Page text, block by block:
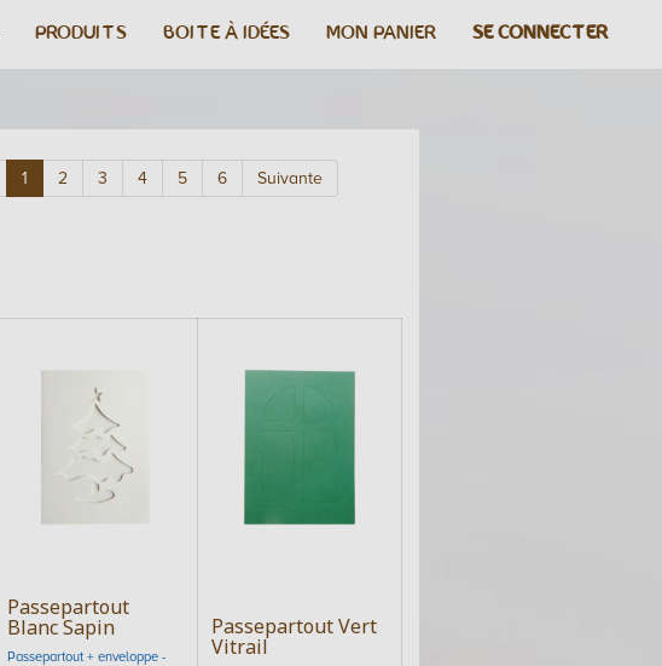
PRODUITS BOITE À IDÉES MON PANIER SE CONNECTER
1 2 3 4 5 6 Suivante
Passepartout
Blanc Sapin
Passepartout + enveloppe -
Passepartout Vert
Vitrail